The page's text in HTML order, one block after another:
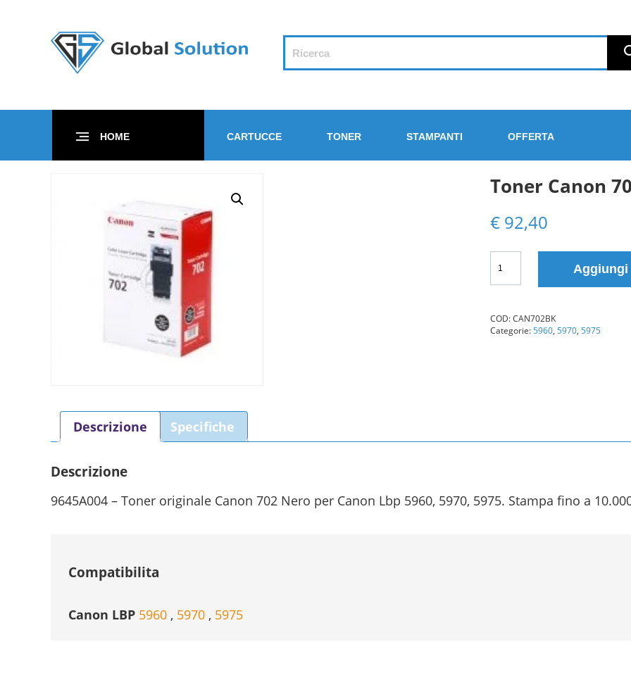
HOME CARTUCCE TONER STAMPANTI OFFERTA
Toner Canon
€ 92,40
Canon
Nero
Aggiungi
COD:CAN702BK
Categorie:5960, 5970, 5975
Descrizione Specifiche
Descrizione
9645A004 – Toner originale Canon 702 Nero per Canon Lbp 5960, 5970, 5975. Stampa fino a
Compatibilita
Canon LBP 5960 , 5970 , 5975